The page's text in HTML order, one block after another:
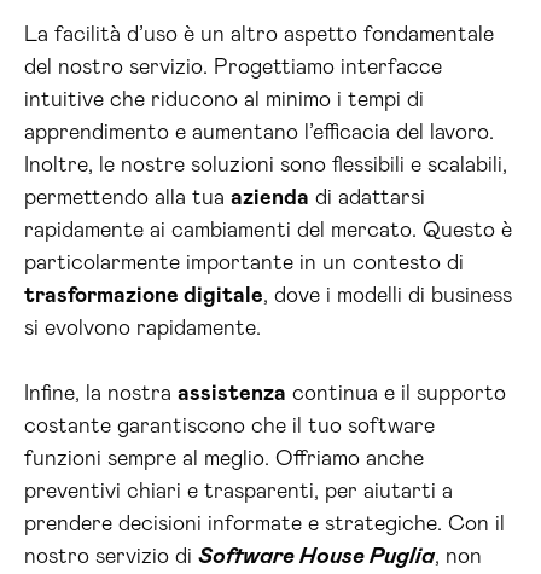
La facilità d’uso è un altro aspetto fondamentale
del nostro servizio. Progettiamo interfacce
intuitive che riducono al minimo i tempi di
apprendimento e aumentano l’efficacia del lavoro.
Inoltre, le nostre soluzioni sono flessibili e scalabili,
permettendo alla tua azienda di adattarsi
rapidamente ai cambiamenti del mercato. Questo è
particolarmente importante in un contesto di
trasformazione digitale, dove i modelli di business
si evolvono rapidamente.
Infine, la nostra assistenza continua e il supporto
costante garantiscono che il tuo software
funzioni sempre al meglio. Offriamo anche
preventivi chiari e trasparenti, per aiutarti a
prendere decisioni informate e strategiche. Con il
nostro servizio di Software House Puglia, non